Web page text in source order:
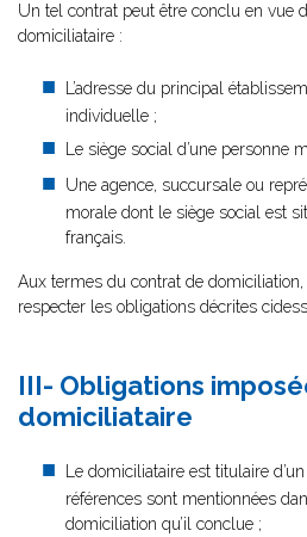
Un tel contrat peut être conclu en vue
domiciliataire :
L’adresse du principal
individuelle ;
Le siège social d’une personne
Une agence, succursale ou
morale dont le siège social est
français.
Aux termes du contrat de
respecter les obligations décrites
III- Obligations
domiciliataire
Le domiciliataire est titulaire
références sont mentionnées
domiciliation qu’il conclue ;